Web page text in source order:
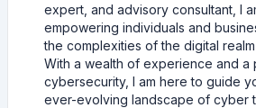
expert, and advisory consultant, I
empowering individuals and
the complexities of the digital
With a wealth of experience and a
cybersecurity, I am here to guide
ever-evolving landscape of cyber